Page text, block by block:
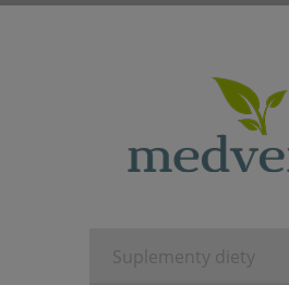
Suplementy diety